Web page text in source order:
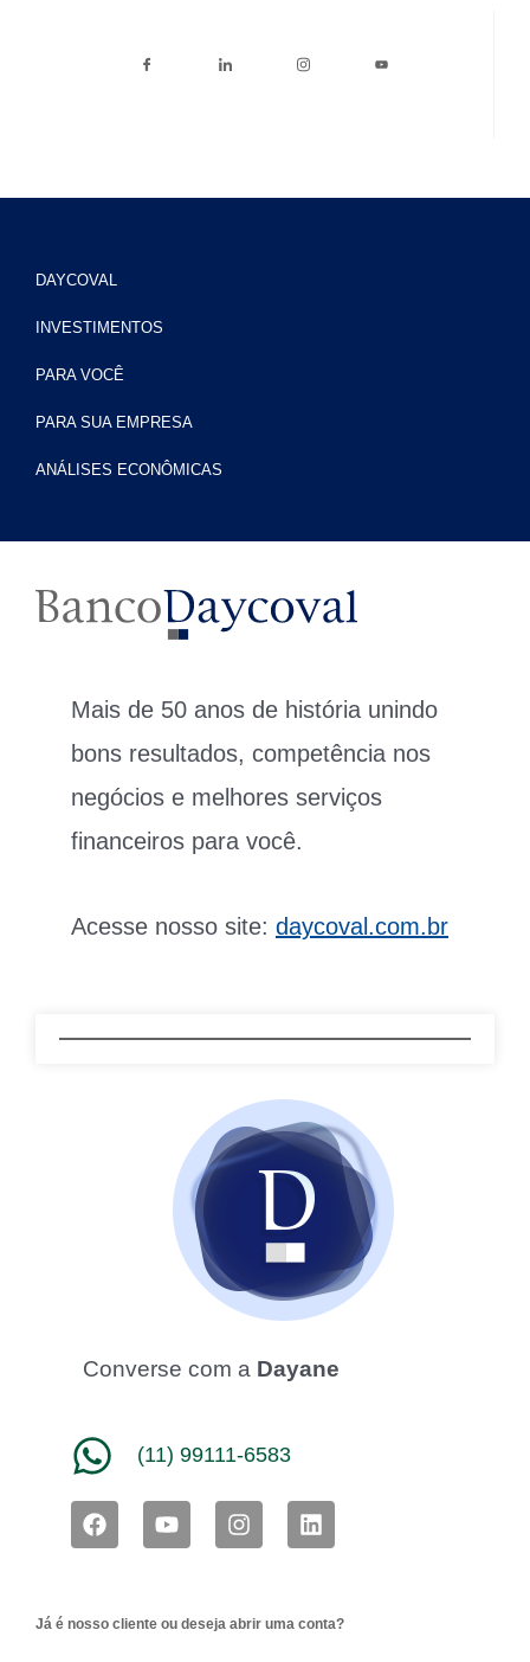
DAYCOVAL
INVESTIMENTOS
PARA VOCÊ
PARA SUA EMPRESA
ANÁLISES ECONÔMICAS
Mais de 50 anos de história unindo
bons resultados, competência nos
negócios e melhores serviços
financeiros para você.
Acesse nosso site: daycoval.com.br
Converse com a Dayane
(11) 99111-6583
F
a
o
Y
o
b
I
n
g
L
i
d
Já é nosso cliente ou deseja abrir uma conta?